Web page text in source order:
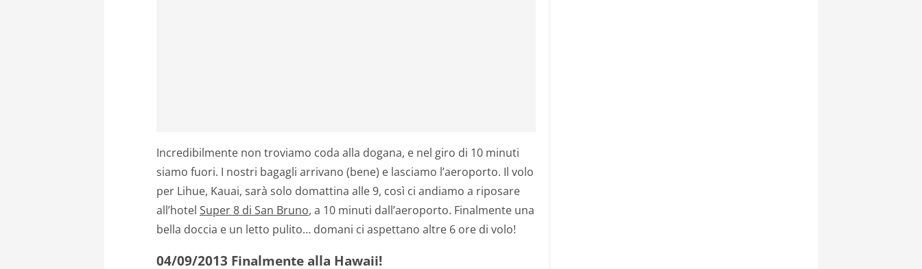
Incredibilmente non troviamo coda alla dogana, e nel giro di 10 minuti
siamo fuori. I nostri bagagli arrivano (bene) e lasciamo l’aeroporto. Il volo
per Lihue, Kauai, sarà solo domattina alle 9, così ci andiamo a riposare
all’hotel Super 8 di San Bruno, a 10 minuti dall’aeroporto. Finalmente una
bella doccia e un letto pulito… domani ci aspettano altre 6 ore di volo!
04/09/2013 Finalmente alla Hawaii!